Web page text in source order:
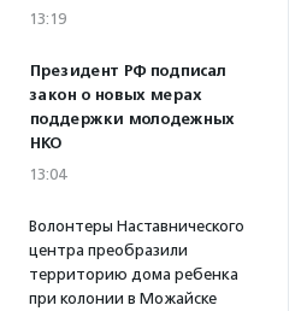
13:19
Президент РФ подписал
закон о новых мерах
поддержки молодежных
НКО
13:04
Волонтеры Наставнического
центра преобразили
территорию дома ребенка
при колонии в Можайске